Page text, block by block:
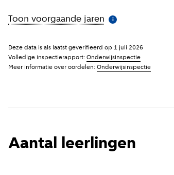
Toon voorgaande jaren Meer informatie
i
Deze data is als laatst geverifieerd op 1 juli 2026
Volledige inspectierapport: Onderwijsinspectie
Meer informatie over oordelen: Onderwijsinspectie
Aantal leerlingen